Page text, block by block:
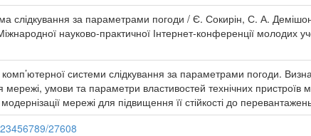
слідкування за параметрами погоди / Є. Сокирін, С. А.
науково-практичної Інтернет-конференції молодих
системи слідкування за параметрами погоди.
умови та параметри властивостей технічних пристроїв
мережі для підвищення її стійкості до
27608